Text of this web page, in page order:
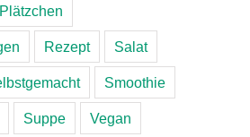
Plätzchen
Rezept Salat
Smoothie
Suppe Vegan